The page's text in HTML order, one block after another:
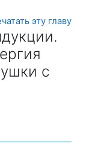
эту главу
с